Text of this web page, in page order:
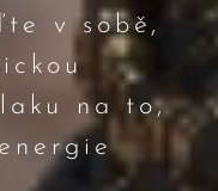
v sobě,
na to,